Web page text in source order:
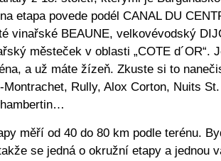
etapa povede podél CANAL DU
vinařské BEAUNE, velkovévodský
městeček v oblasti „COTE d´OR“.
a už máte žízeň. Zkuste si to
Montrachet, Rully, Alox Corton, Nuits St.
měří od 40 do 80 km podle terénu.
se jedná o okružní etapy a jednou